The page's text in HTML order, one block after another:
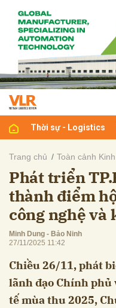
Thời sự - Logistics
Trang chủ Toàn cảnh
Phát triển
thành điểm
công nghệ và
Minh Dung - Bảo Ninh
27/11/2025 11:42
Chiều 26/11, phát
lãnh đạo Chính phủ
tế mùa thu 2025,
luận